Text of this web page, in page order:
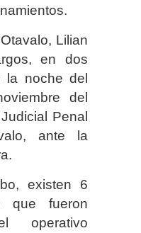
Lilian
en dos
la noche del
del
Penal
ante la
existen 6
que fueron
operativo